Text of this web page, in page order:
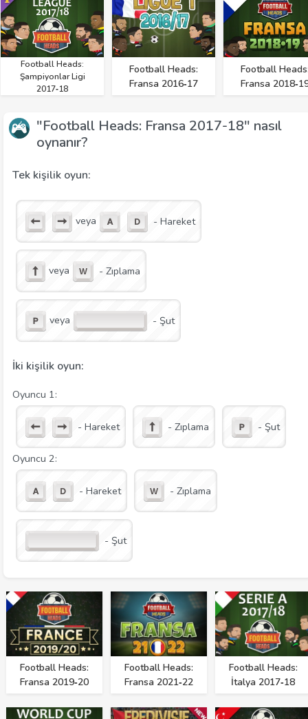
Football Heads:
Şampiyonlar Ligi
2017‑18
Football Heads:
Fransa 2016‑17
Football
Fransa
"Football Heads: Fransa 2017-18" nasıl
oynanır?
Tek kişilik oyun:
veya - Hareket
veya - Zıplama
veya - Şut
İki kişilik oyun:
Oyuncu 1:
- Hareket - Zıplama - Şut
Oyuncu 2:
- Hareket - Zıplama
- Şut
Football Heads:
Fransa 2019‑20
Football Heads:
Fransa 2021‑22
Football Heads:
İtalya 2017‑18